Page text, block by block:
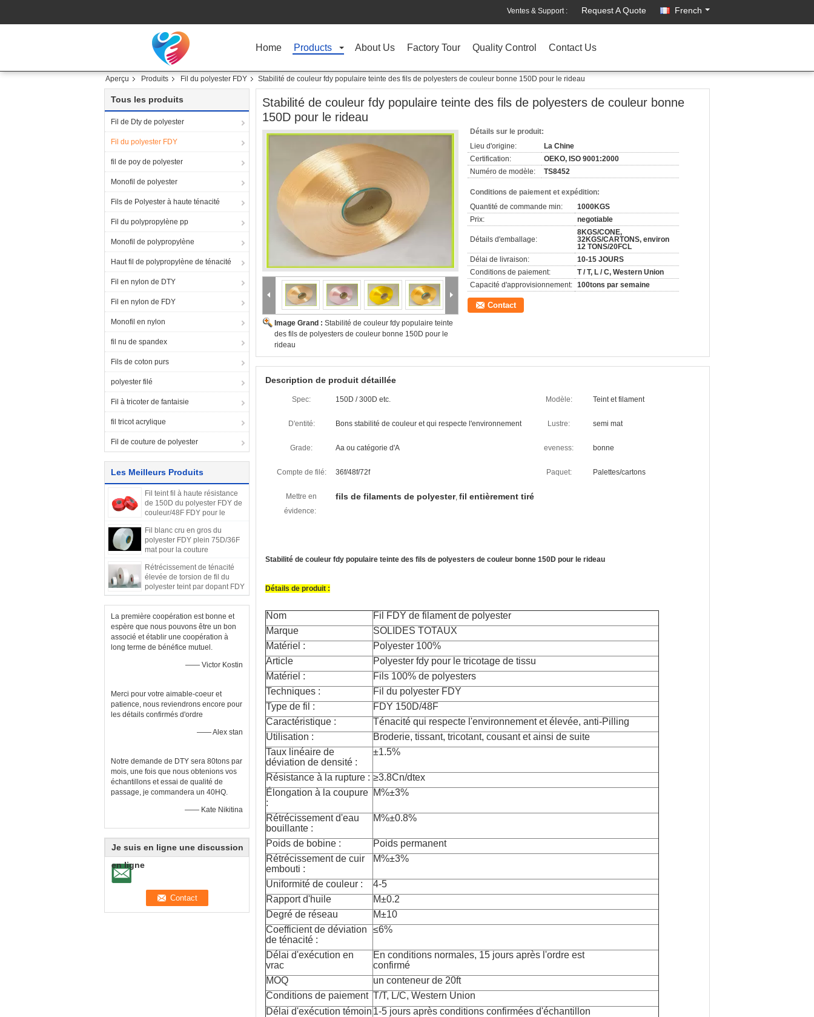
Ventes & Support : Request A Quote French
Home Products About Us Factory Tour Quality Control Contact Us
Aperçu Produits Fil du polyester FDY Stabilité de couleur fdy populaire teinte des fils de polyesters de couleur bonne 150D pour le rideau
Tous les produits
Fil de Dty de polyester
Fil du polyester FDY
fil de poy de polyester
Monofil de polyester
Fils de Polyester à haute ténacité
Fil du polypropylène pp
Monofil de polypropylène
Haut fil de polypropylène de ténacité
Fil en nylon de DTY
Fil en nylon de FDY
Monofil en nylon
fil nu de spandex
Fils de coton purs
polyester filé
Fil à tricoter de fantaisie
fil tricot acrylique
Fil de couture de polyester
Les Meilleurs Produits
Fil teint fil à haute résistance
de 150D du polyester FDY de
couleur/48F FDY pour le
Fil blanc cru en gros du
polyester FDY plein 75D/36F
mat pour la couture
Rétrécissement de ténacité
élevée de torsion de fil du
polyester teint par dopant FDY
de 100% bas
La première coopération est bonne et
espère que nous pouvons être un bon
associé et établir une coopération à
long terme de bénéfice mutuel.
—— Victor Kostin
Merci pour votre aimable-coeur et
patience, nous reviendrons encore pour
les détails confirmés d'ordre
—— Alex stan
Notre demande de DTY sera 80tons par
mois, une fois que nous obtenions vos
échantillons et essai de qualité de
passage, je commandera un 40HQ.
—— Kate Nikitina
Je suis en ligne une discussion
en ligne
Stabilité de couleur fdy populaire teinte des fils de polyesters de couleur bonne
150D pour le rideau
Image Grand : Stabilité de couleur fdy populaire teinte
des fils de polyesters de couleur bonne 150D pour le
rideau
Détails sur le produit:
Lieu d'origine:
La Chine
Certification:
OEKO, ISO 9001:2000
Numéro de modèle:
TS8452
Conditions de paiement et expédition:
Quantité de commande min:
1000KGS
Prix:
negotiable
Détails d'emballage:
8KGS/CONE,
32KGS/CARTONS, environ
12 TONS/20FCL
Délai de livraison:
10-15 JOURS
Conditions de paiement:
T / T, L / C, Western Union
Capacité d'approvisionnement: 100tons par semaine
Contact
Description de produit détaillée
Spec: 150D / 300D etc. Modèle: Teint et filament
D'entité: Bons stabilité de couleur et qui respecte l'environnement Lustre: semi mat
Grade: Aa ou catégorie d'A eveness: bonne
Compte de filé: 36f/48f/72f Paquet: Palettes/cartons
Mettre en
évidence:
fils de filaments de polyester, fil entièrement tiré
Stabilité de couleur fdy populaire teinte des fils de polyesters de couleur bonne 150D pour le rideau
Détails de produit :
Nom
Fil FDY de filament de polyester
Marque
SOLIDES TOTAUX
Matériel :
Polyester 100%
Article
Polyester fdy pour le tricotage de tissu
Matériel :
Fils 100% de polyesters
Techniques :
Fil du polyester FDY
Type de fil :
FDY 150D/48F
Caractéristique :
Ténacité qui respecte l'environnement et élevée, anti-Pilling
Utilisation :
Broderie, tissant, tricotant, cousant et ainsi de suite
Taux linéaire de
déviation de densité :
±1.5%
Résistance à la rupture : ≥3.8Cn/dtex
Élongation à la coupure
:
M%±3%
Rétrécissement d'eau
bouillante :
M%±0.8%
Poids de bobine :
Poids permanent
Rétrécissement de cuir
embouti :
M%±3%
Uniformité de couleur :
4-5
Rapport d'huile
M±0.2
Degré de réseau
M±10
Coefficient de déviation
de ténacité :
≤6%
Délai d'exécution en
vrac
En conditions normales, 15 jours après l'ordre est
confirmé
MOQ
un conteneur de 20ft
Conditions de paiement T/T, L/C, Western Union
Délai d'exécution témoin 1-5 jours après conditions confirmées d'échantillon